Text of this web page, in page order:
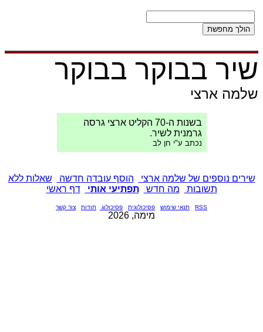
שיר בבוקר בבוקר
שלמה ארצי
בשנות ה-70 הקליט ארצי גרסה
גרמנית לשיר.
נכתב ע"י חן לב
שירים נוספים של שלמה ארצי הוסף עובדה חדשה
שאלות ללא
תשובות
מה חדש תפתיעי אותי דף ראשי
RSS תנאי שימוש פסיכולוגית פסיכולוג תודות צור קשר
מימה, 2026